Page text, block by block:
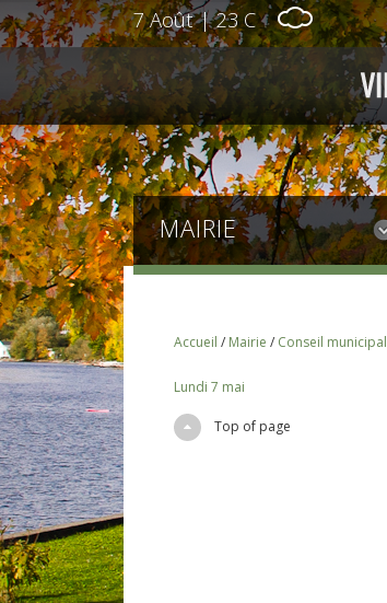
7 Août | 23 C
MAIRIE
Accueil / Mairie / Conseil municipal
Lundi 7 mai
Top of page